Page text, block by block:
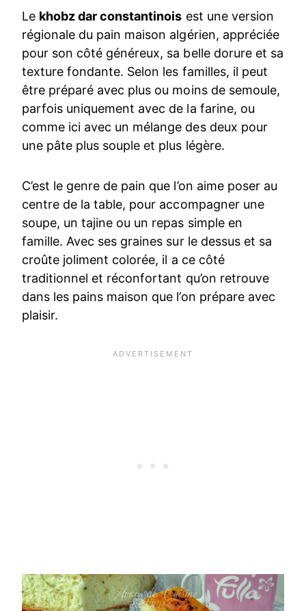
Le khobz dar constantinois est une version
régionale du pain maison algérien, appréciée
pour son côté généreux, sa belle dorure et sa
texture fondante. Selon les familles, il peut
être préparé avec plus ou moins de semoule,
parfois uniquement avec de la farine, ou
comme ici avec un mélange des deux pour
une pâte plus souple et plus légère.
C’est le genre de pain que l’on aime poser au
centre de la table, pour accompagner une
soupe, un tajine ou un repas simple en
famille. Avec ses graines sur le dessus et sa
croûte joliment colorée, il a ce côté
traditionnel et réconfortant qu’on retrouve
dans les pains maison que l’on prépare avec
plaisir.